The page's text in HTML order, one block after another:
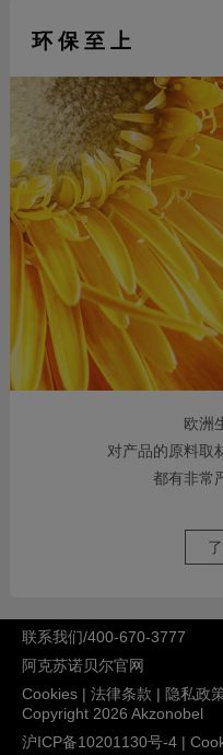
环 保 至 上
欧洲
对产品的原料取
都有非常
联系我们/400-670-3777
阿克苏诺贝尔官网
Cookies | 法律条款 | 隐私政
Copyright 2026 Akzonobel
沪ICP备10201130号-4 |